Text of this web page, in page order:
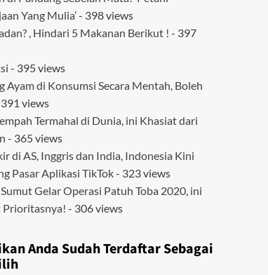
Yang Mulia’- 398 views
, Hindari 5 Makanan Berikut ! - 397
- 395 views
Ayam di Konsumsi Secara Mentah, Boleh
views
Termahal di Dunia, ini Khasiat dari
- 365 views
di AS, Inggris dan India, Indonesia Kini
Pasar Aplikasi TikTok- 323 views
Gelar Operasi Patuh Toba 2020, ini
Prioritasnya! - 306 views
Anda Sudah Terdaftar Sebagai